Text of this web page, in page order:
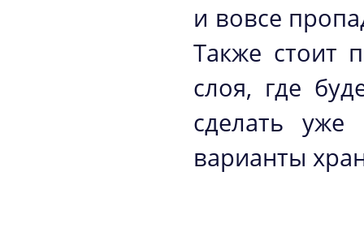
и вовсе
Также стоит
слоя, где
сделать
варианты